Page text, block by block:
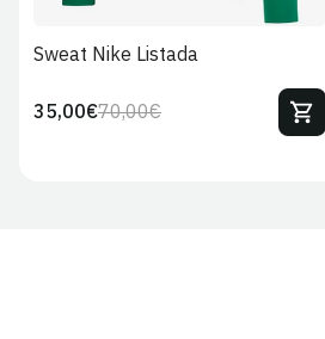
Sweat Nike Listada
Preço
70,00€Preço
35,00€